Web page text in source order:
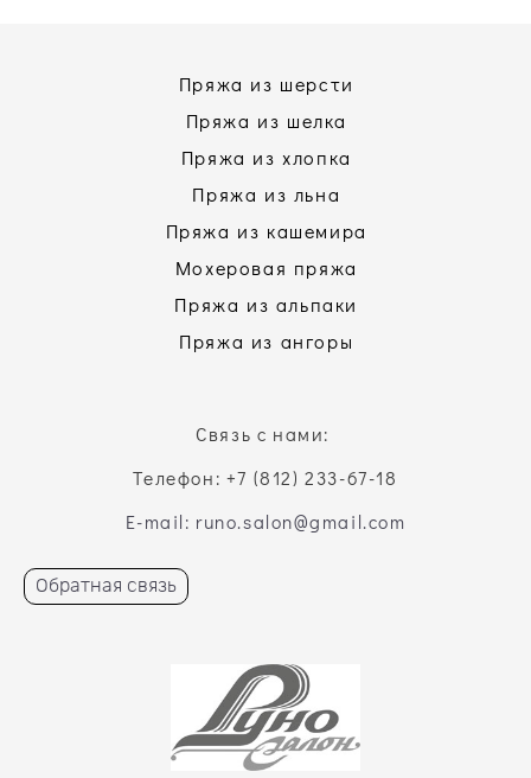
Пряжа из шерсти
Пряжа из шелка
Пряжа из хлопка
Пряжа из льна
Пряжа из кашемира
Мохеровая пряжа
Пряжа из альпаки
Пряжа из ангоры
Связь с нами:
Телефон: +7 (812) 233-67-18
E-mail: runo.salon@gmail.com
Обратная связь